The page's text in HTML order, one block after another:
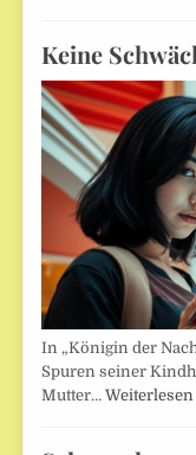
Keine
In „Königin der
Spuren seiner
Mutter…